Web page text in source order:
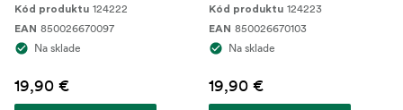
Kód produktu 124222
EAN 850026670097
Na sklade
19,90 €
Kód produktu 124223
EAN 850026670103
Na sklade
19,90 €